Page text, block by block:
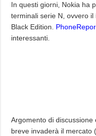
Brondi Amico VERO 4G : Focus
In questi giorni, Nokia ha
terminali serie N, ovvero il
Black Edition.
interessanti.
Argomento di discussione
breve invaderà il mercato